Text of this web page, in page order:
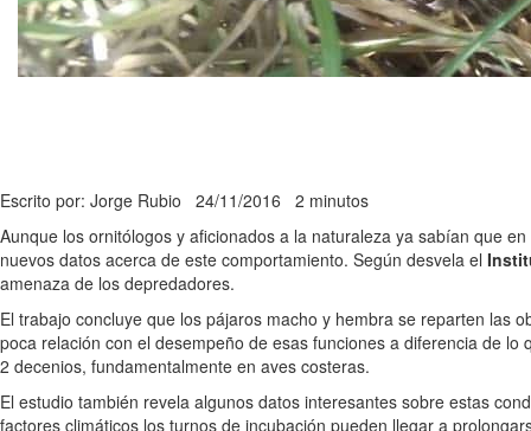
Escrito por: Jorge Rubio 24/11/2016 2 minutos
Aunque los ornitólogos y aficionados a la naturaleza ya sabían que en
nuevos datos acerca de este comportamiento. Según desvela el
amenaza de los depredadores.
El trabajo concluye que los pájaros macho y hembra se reparten las
poca relación con el desempeño de esas funciones a diferencia de
2 decenios, fundamentalmente en aves costeras.
El estudio también revela algunos datos interesantes sobre estas
factores climáticos los turnos de incubación pueden llegar a